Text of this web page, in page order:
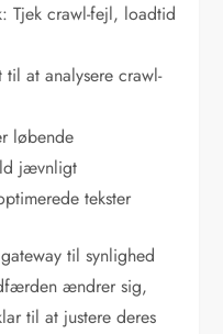
Tjek crawl-fejl, loadtid
til at analysere crawl-
løbende
jævnligt
tekster
til synlighed
ændrer sig,
til at justere deres